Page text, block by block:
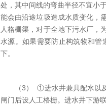
处，其中间线的弯曲半径不宜小
能会由沿途垃圾造成水质变化，
人格栅渠，对于全地下污水厂，
水源。如果需要防止构筑物和
下。
（3） ①进水井兼具配水以
闸门后设人工格栅。进水井下游